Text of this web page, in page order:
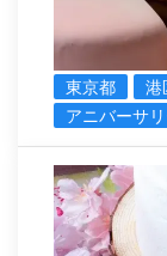
東京都
港
アニバーサ